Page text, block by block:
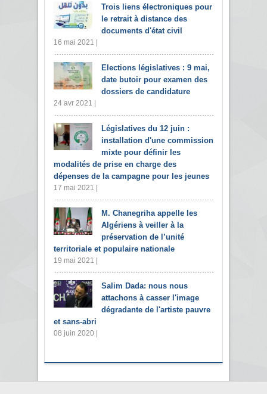
Trois liens électroniques pour
le retrait à distance des
documents d'état civil
16 mai 2021 |
Elections législatives : 9 mai,
date butoir pour examen des
dossiers de candidature
24 avr 2021 |
Législatives du 12 juin :
installation d'une commission
mixte pour définir les
modalités de prise en charge des
dépenses de la campagne pour les jeunes
17 mai 2021 |
M. Chanegriha appelle les
Algériens à veiller à la
préservation de l’unité
territoriale et populaire nationale
19 mai 2021 |
Salim Dada: nous nous
attachons à casser l'image
dégradante de l'artiste pauvre
et sans-abri
08 juin 2020 |